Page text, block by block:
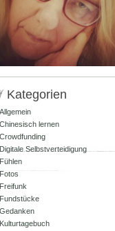
Kategorien
Allgemein
Chinesisch lernen
Crowdfunding
Digitale Selbstverteidigung
Fühlen
Fotos
Freifunk
Fundstücke
Gedanken
Kulturtagebuch